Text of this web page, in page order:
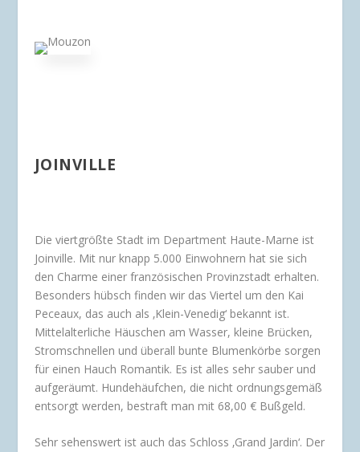
JOINVILLE
Die viertgrößte Stadt im Department Haute-Marne ist
Joinville. Mit nur knapp 5.000 Einwohnern hat sie sich
den Charme einer französischen Provinzstadt erhalten.
Besonders hübsch finden wir das Viertel um den Kai
Peceaux, das auch als ‚Klein-Venedig‘ bekannt ist.
Mittelalterliche Häuschen am Wasser, kleine Brücken,
Stromschnellen und überall bunte Blumenkörbe sorgen
für einen Hauch Romantik. Es ist alles sehr sauber und
aufgeräumt. Hundehäufchen, die nicht ordnungsgemäß
entsorgt werden, bestraft man mit 68,00 € Bußgeld.
Sehr sehenswert ist auch das Schloss ‚Grand Jardin‘. Der